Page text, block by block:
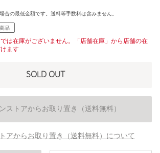
合の最低金額です。送料等手数料は含みません。
品
は在庫がございません。「店舗在庫」から店舗の在
ます
SOLD OUT
ストアからお取り置き（送料無料）
アからお取り置き（送料無料）について